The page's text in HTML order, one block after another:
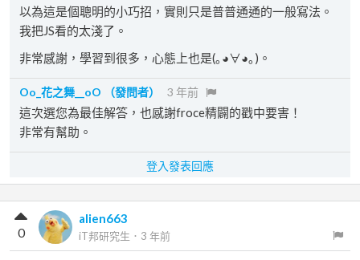
以為這是個聰明的小巧招，實則只是普普通通的一般寫法。
我把JS看的太淺了。
非常感謝，學習到很多，心態上也是(｡◕∀◕｡)。
Oo_花之舞__oO （發問者） 3 年前
這次選您為最佳解答，也感謝froce精闢的戳中要害！
非常有幫助。
登入發表回應
alien663
iT邦研究生 ． 3 年前
0